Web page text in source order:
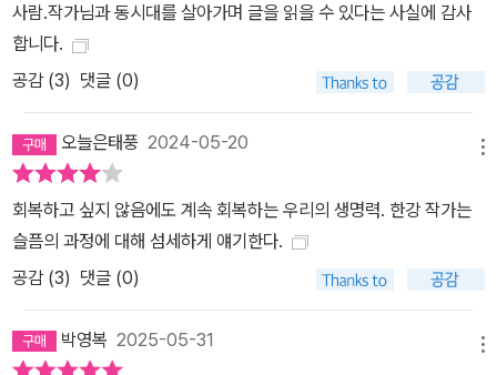
교수인 데이비드 매캔이 <바이링궐 에디션 : 한국 현대 소설> 시리즈
의 출간을 반기며 추천사를 썼다. 테오도어 휴즈는 이 시리즈가 세계
의 독자들에게 “한국 문학의 풍부함을 들여다 볼 수 있는 창”이 될 것
한 시리즈”로 칭찬하며 국경과 언어의 벽을 넘어 사랑받는 한국 문학
에 대한 기대를 표현했다.
사람.작가님과 동시대를 살아가며 글을 읽을 수 있다는 사실에 감사
합니다.
공감 (3) 댓글 (0)
오늘은태풍 2024-05-20
회복하고 싶지 않음에도 계속 회복하는 우리의 생명력. 한강 작가는
슬픔의 과정에 대해 섬세하게 얘기한다.
공감 (3) 댓글 (0)
박영복 2025-05-31